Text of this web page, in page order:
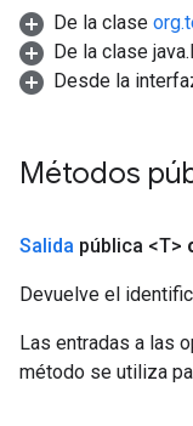
De la clase
De la clase
Desde la
Métodos
Salida pública <T>
Devuelve el
Las entradas a las
método se utiliza